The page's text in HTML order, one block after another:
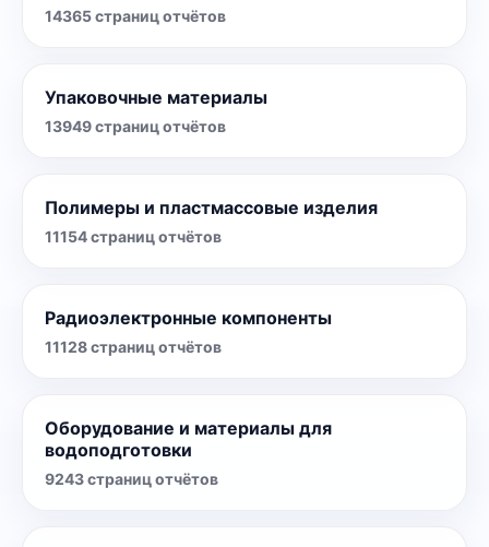
14365страниц отчётов
Упаковочные материалы
13949страниц отчётов
Полимеры и пластмассовые изделия
11154страниц отчётов
Радиоэлектронные компоненты
11128страниц отчётов
Оборудование и материалы для
водоподготовки
9243страниц отчётов